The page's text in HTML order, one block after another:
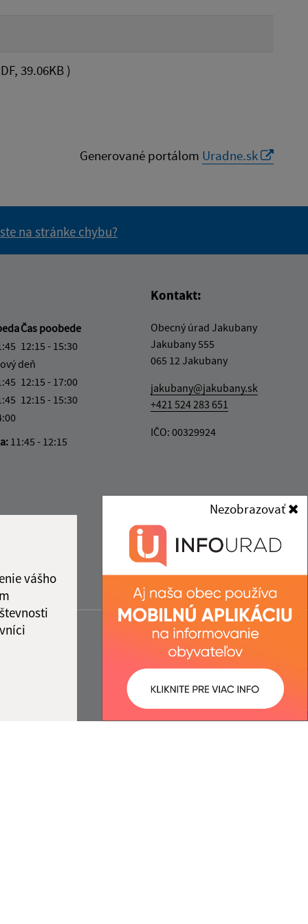
vášho
Nezobrazovať
39.06KB )
Generované portálom Uradne.sk
na stránke chybu?
Čas poobede
12:15 - 15:30
deň
12:15 - 17:00
12:15 - 15:30
11:45 - 12:15
Kontakt:
Obecný úrad Jakubany
Jakubany 555
065 12 Jakubany
jakubany@jakubany.sk
+421 524 283 651
IČO: 00329924